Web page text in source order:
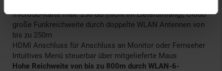
microSD-Karte max. 256 GB (nicht im Lieferumfang), Cloud
große Funkreichweite durch doppelte WLAN Antennen von
bis zu 250m
HDMI Anschluss für Anschluss an Monitor oder Fernseher
Intuitives Menü steuerbar über mitgelieferte Maus
Hohe Reichweite von bis zu 800m durch WLAN-6-